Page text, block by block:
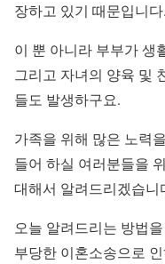
장하고 있기 때문입니다.
이 뿐 아니라 부부가 생
그리고 자녀의 양육 및
들도 발생하구요.
가족을 위해 많은 노력
들어 하실 여러분들을
대해서 알려드리겠습니
오늘 알려드리는 방법
부당한 이혼소송으로